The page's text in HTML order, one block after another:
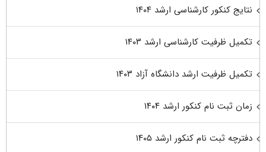
نتایج کنکور کارشناسی ارشد ۱۴۰۴
تکمیل ظرفیت کارشناسی ارشد ۱۴۰۳
تکمیل ظرفیت ارشد دانشگاه آزاد ۱۴۰۳
زمان ثبت نام کنکور ارشد ۱۴۰۴
دفترچه ثبت نام کنکور ارشد ۱۴۰۵